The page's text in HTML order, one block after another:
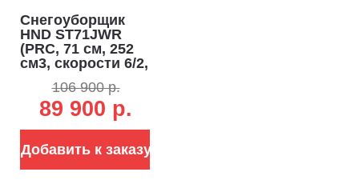
Снегоуборщик
HND ST71JWR
(PRC, 71 см, 252
см3, скорости 6/2,
рукояток, 68 кг)
106 900 р.
89 900 р.
Добавить к заказу